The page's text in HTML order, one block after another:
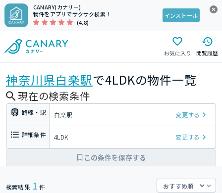
CANARY(カナリー)
物件をアプリでサクサク検索！
(4.8)
インストール
お気に入り 閲覧履歴
神奈川県白楽駅で4LDKの物件一覧
現在の検索条件
路線・駅 白楽駅 変更する
詳細条件 4LDK 変更する
この条件を保存する
検索結果 1 件